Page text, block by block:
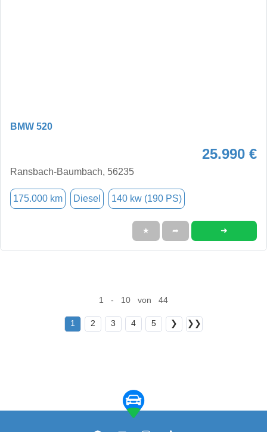
BMW 520
25.990 €
Ransbach-Baumbach, 56235
175.000 km Diesel 140 kw (190 PS)
★ ➦ ➜
1 - 10 von 44
1 2 3 4 5 ❯ ❯❯